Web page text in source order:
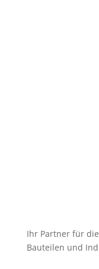
Ihr Partner für
Bauteilen und